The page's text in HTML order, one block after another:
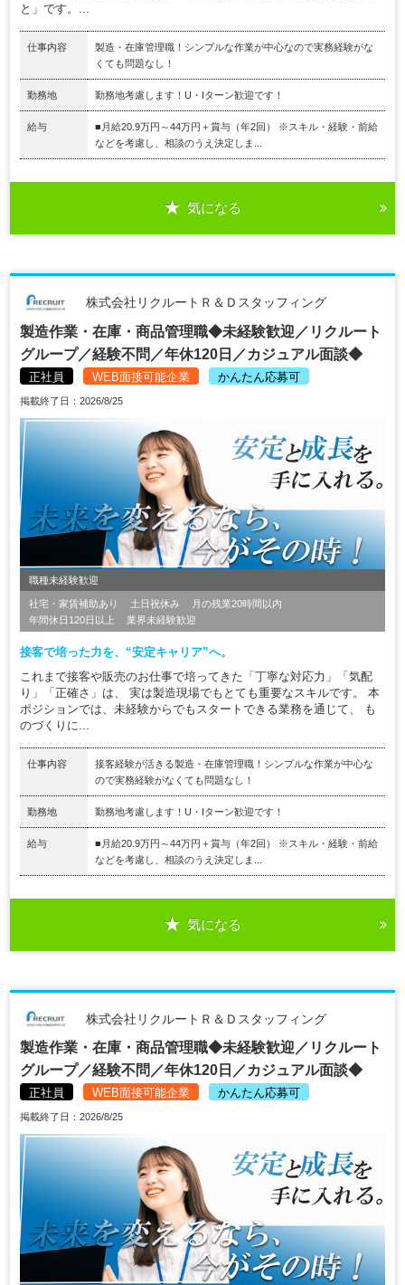
と」です。...
仕事内容
製造・在庫管理職！シンプルな作業が中心なので実務経験がな
くても問題なし！
勤務地 勤務地考慮します！U・Iターン歓迎です！
給与
■月給20.9万円～44万円＋賞与（年2回） ※スキル・経験・前給
などを考慮し、相談のうえ決定しま...
気になる
株式会社リクルートＲ＆Ｄスタッフィング
製造作業・在庫・商品管理職◆未経験歓迎／リクルート
グループ／経験不問／年休120日／カジュアル面談◆
正社員 WEB面接可能企業 かんたん応募可
掲載終了日：2026/8/25
職種未経験歓迎
社宅・家賃補助あり 土日祝休み
月の残業20時間以内
年間休日120日以上
業界未経験歓迎
接客で培った力を、“安定キャリア”へ。
これまで接客や販売のお仕事で培ってきた「丁寧な対応力」「気配
り」「正確さ」は、 実は製造現場でもとても重要なスキルです。 本
ポジションでは、未経験からでもスタートできる業務を通じて、 も
のづくりに...
仕事内容
接客経験が活きる製造・在庫管理職！シンプルな作業が中心な
ので実務経験がなくても問題なし！
勤務地 勤務地考慮します！U・Iターン歓迎です！
給与
■月給20.9万円～44万円＋賞与（年2回） ※スキル・経験・前給
などを考慮し、相談のうえ決定しま...
気になる
株式会社リクルートＲ＆Ｄスタッフィング
製造作業・在庫・商品管理職◆未経験歓迎／リクルート
グループ／経験不問／年休120日／カジュアル面談◆
正社員 WEB面接可能企業 かんたん応募可
掲載終了日：2026/8/25